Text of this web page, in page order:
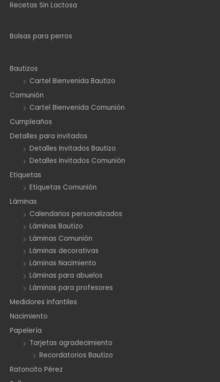
Recetas Sin Lactosa
Bolsas para perros
Bautizos
Cartel Bienvenida Bautizo
Comunión
Cartel Bienvenida Comunión
Cumpleaños
Detalles para invitados
Detalles Invitados Bautizo
Detalles Invitados Comunión
Etiquetas
Etiquetas Comunión
Láminas
Calendarios personalizados
Láminas Bautizo
Láminas Comunión
Láminas decorativas
Láminas Nacimiento
Láminas para abuelos
Láminas para profesores
Medidores infantiles
Nacimiento
Papelería
Tarjetas agradecimiento
Recordatorios Bautizo
Ratoncito Pérez